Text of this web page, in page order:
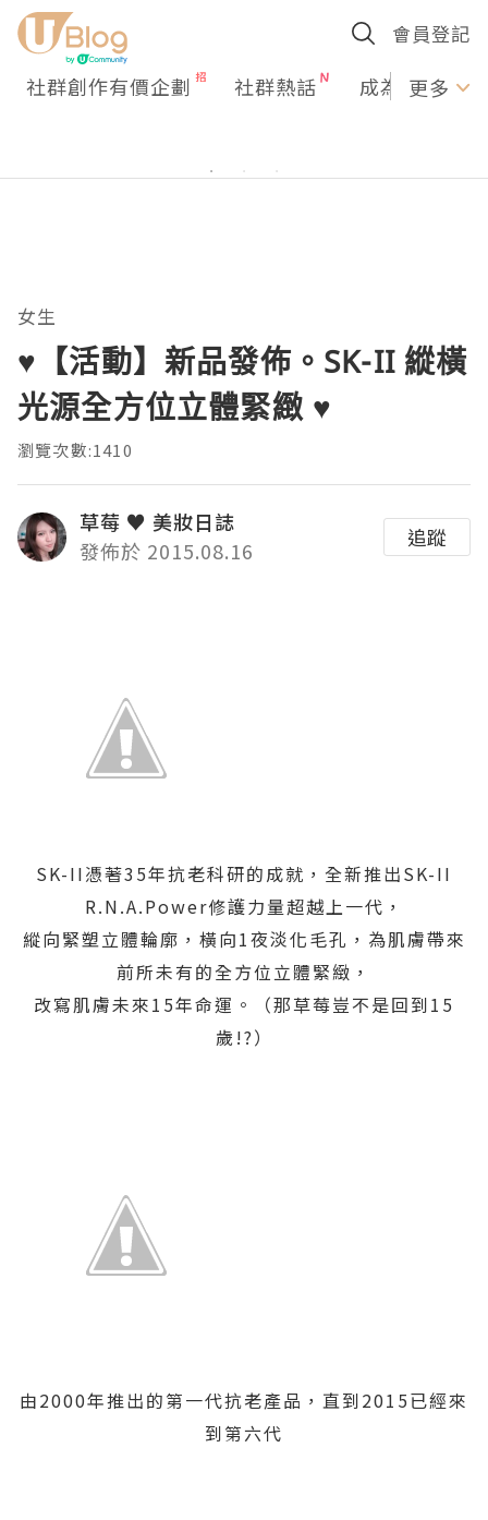
會員登記
社群創作有價企劃 社群熱話 成為U更多
女生
♥【活動】新品發佈。SK-II 縱橫
光源全方位立體緊緻 ♥
瀏覽次數:1410
草莓 ♥ 美妝日誌
發佈於 2015.08.16
追蹤
SK-II憑著35年抗老科研的成就，全新推出SK-II
R.N.A.Power修護力量超越上一代，
縱向緊塑立體輪廓，橫向1夜淡化毛孔，為肌膚帶來
前所未有的全方位立體緊緻，
改寫肌膚未來15年命運。（那草莓豈不是回到15
歲!?）
由2000年推出的第一代抗老產品，直到2015已經來
到第六代